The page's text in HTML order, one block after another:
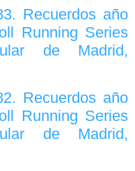
Recuerdos año
Running Series
de Madrid,
Recuerdos año
Running Series
de Madrid,